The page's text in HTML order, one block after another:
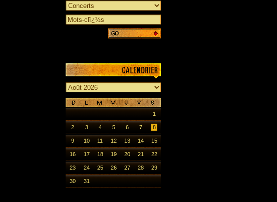
1
2 3 4 5 6 7 8
9 10 11 12 13 14 15
16 17 18 19 20 21 22
23 24 25 26 27 28 29
30 31